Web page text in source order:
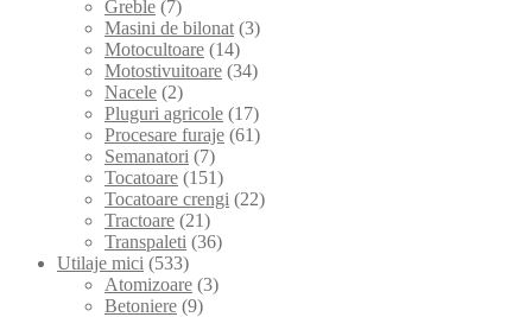
Greble (7)
Masini de bilonat (3)
Motocultoare (14)
Motostivuitoare (34)
Nacele (2)
Pluguri agricole (17)
Procesare furaje (61)
Semanatori (7)
Tocatoare (151)
Tocatoare crengi (22)
Tractoare (21)
Transpaleti (36)
Utilaje mici (533)
Atomizoare (3)
Betoniere (9)